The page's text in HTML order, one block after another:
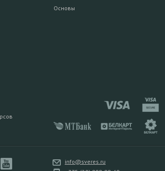
Основы
info@sveres.ru